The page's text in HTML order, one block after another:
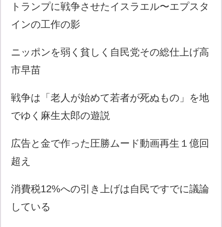
トランプに戦争させたイスラエル〜エプスタ
インの工作の影
ニッポンを弱く貧しく自民党その総仕上げ高
市早苗
戦争は「老人が始めて若者が死ぬもの」を地
でゆく麻生太郎の遊説
広告と金で作った圧勝ムード動画再生１億回
超え
消費税12%への引き上げは自民ですでに議論
している